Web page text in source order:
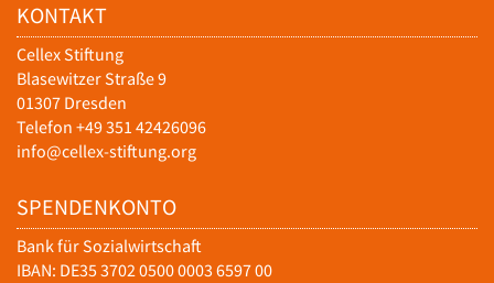
KONTAKT
Cellex Stiftung
Blasewitzer Straße 9
01307 Dresden
Telefon +49 351 42426096
info@cellex-stiftung.org
SPENDENKONTO
Bank für Sozialwirtschaft
IBAN: DE35 3702 0500 0003 6597 00